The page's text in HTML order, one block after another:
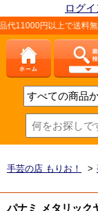
ログ
送料無料（一部を
手芸の店 もりお！ >
パナミ メタリック